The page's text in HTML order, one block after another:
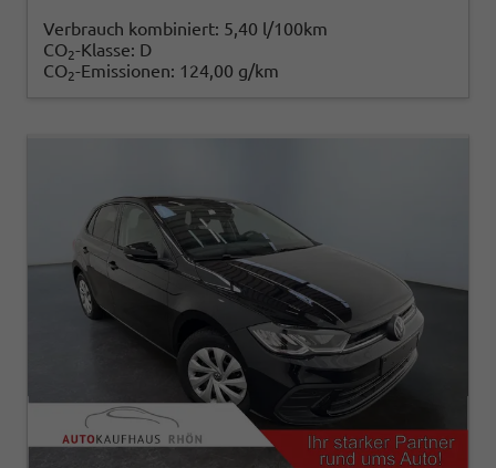
Verbrauch kombiniert: 5,40 l/100km
CO2-Klasse: D
CO2-Emissionen: 124,00 g/km